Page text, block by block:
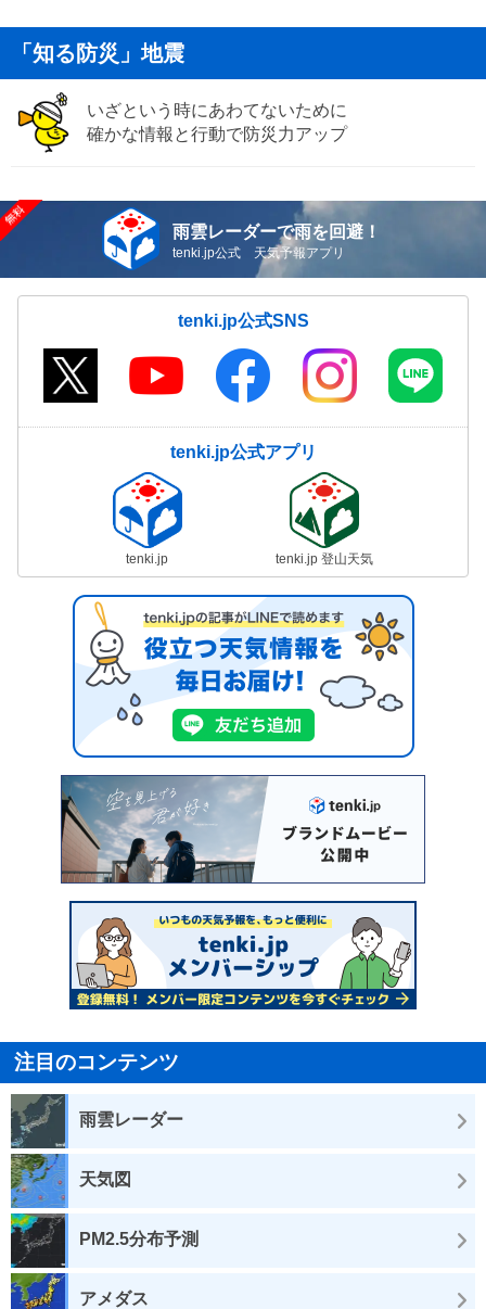
「知る防災」地震
いざという時にあわてないために
確かな情報と行動で防災力アップ
雨雲レーダーで雨を回避！
tenki.jp公式 天気予報アプリ
tenki.jp公式SNS
tenki.jp公式アプリ
tenki.jp tenki.jp 登山天気
注目のコンテンツ
雨雲レーダー
天気図
PM2.5分布予測
アメダス